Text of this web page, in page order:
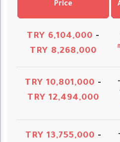
Price
TRY 6,104,000 -
TRY 8,268,000
138 -
TRY 10,801,000 -
TRY 12,494,000
177 -
TRY 13,755,000 -